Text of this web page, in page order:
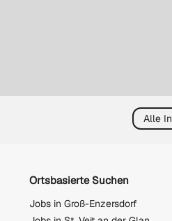
Alle
Ortsbasierte Suchen
Jobs in Groß-Enzersdorf